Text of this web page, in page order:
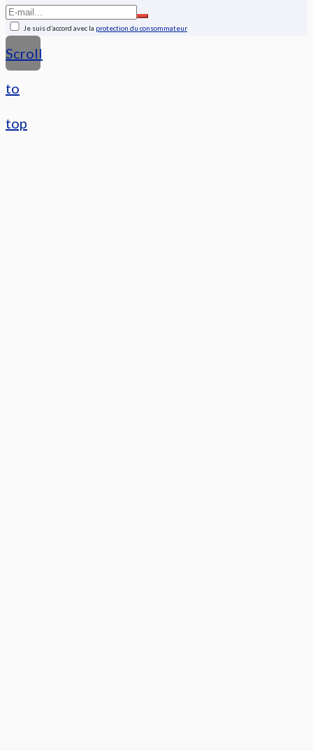
Je suis d’accord avec la protection du consommateur
Scroll
to
top